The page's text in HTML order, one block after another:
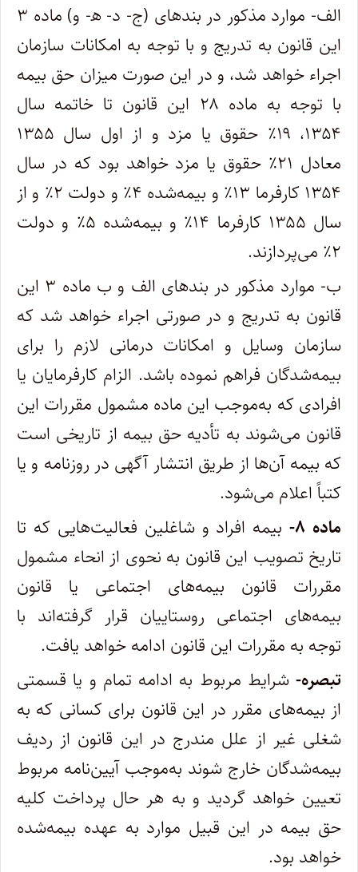
الف- موارد مذکور در بندهای (ج- د- ﮬ- و) ماده ۳
این قانون به تدریج و با توجه به امکانات سازمان
اجراء خواهد شد، و در این صورت میزان حق بیمه
با توجه به ماده ۲۸ این قانون تا خاتمه سال
۱۳۵۴، ۱۹٪ حقوق یا مزد و از اول سال ۱۳۵۵
معادل ۲۱٪ حقوق یا مزد خواهد بود که در سال
۱۳۵۴ کارفرما ۱۳٪ و بیمه‌شده ۴٪ و دولت ۲٪ و از
سال ۱۳۵۵ کارفرما ۱۴٪ و بیمه‌شده ۵٪ و دولت
۲٪ می‌پردازند.
ب- موارد مذکور در بندهای الف و ب ماده ۳ این
قانون به تدریج و در صورتی اجراء خواهد شد که
سازمان وسایل و امکانات درمانی لازم را برای
بیمه‌شدگان فراهم نموده باشد. الزام کارفرمایان یا
افرادی که به‌موجب این ماده مشمول مقررات این
قانون می‌شوند به تأدیه حق بیمه از تاریخی است
که بیمه آن‌ها از طریق انتشار آگهی در روزنامه و یا
کتباً اعلام می‌شود.
ماده ۸-
بیمه افراد و شاغلین فعالیت‌هایی که تا
تاریخ تصویب این قانون به نحوی از انحاء مشمول
مقررات قانون بیمه‌های اجتماعی یا قانون
بیمه‌های اجتماعی روستاییان قرار گرفته‌اند با
توجه به مقررات این قانون ادامه خواهد یافت.
تبصره-شرایط مربوط به ادامه تمام و یا قسمتی
از بیمه‌های مقرر در این قانون برای کسانی که به
شغلی غیر از علل مندرج در این قانون از ردیف
بیمه‌شدگان خارج شوند به‌موجب آیین‌نامه مربوط
تعیین خواهد گردید و به هر حال پرداخت کلیه
حق بیمه در این قبیل موارد به عهده بیمه‌شده
خواهد بود.